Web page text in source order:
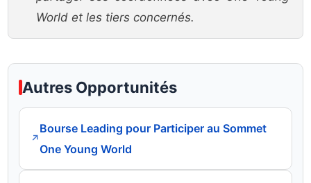
World et les tiers concernés.
Autres Opportunités
↗
Bourse Leading pour Participer au Sommet
One Young World